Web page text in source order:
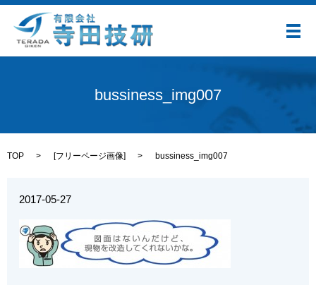
メ
bussiness_img007
TOP [フリーページ画像] bussiness_img007
2017-05-27